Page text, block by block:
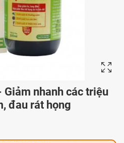
nhanh các triệu
đau rát họng